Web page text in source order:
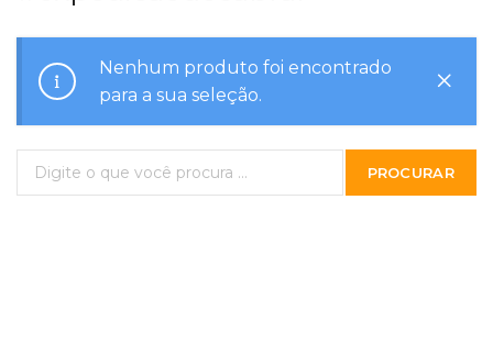
Nenhum produto foi encontrado
para a sua seleção.
PROCURAR